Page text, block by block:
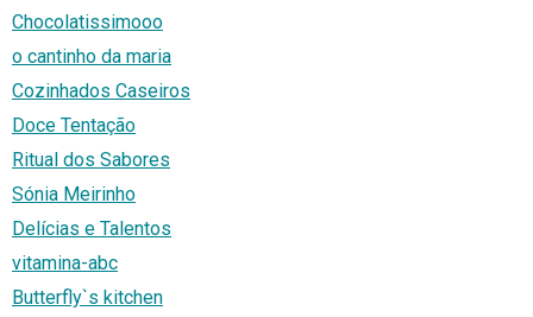
Chocolatissimooo
o cantinho da maria
Cozinhados Caseiros
Doce Tentação
Ritual dos Sabores
Sónia Meirinho
Delícias e Talentos
vitamina-abc
Butterfly`s kitchen